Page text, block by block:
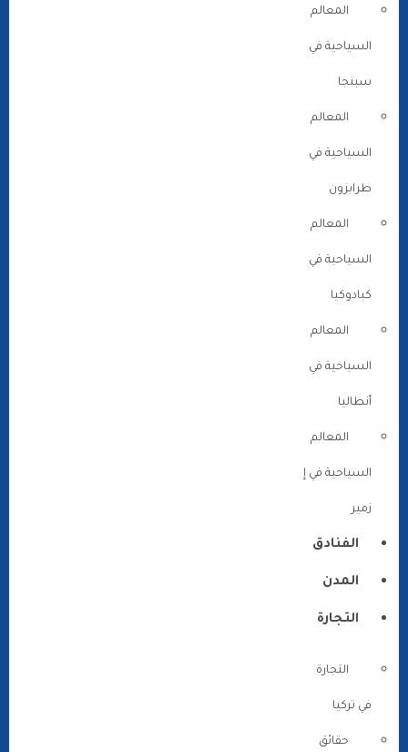
المعالم
السياحية في
سبنجا
المعالم
السياحية في
طرابزون
المعالم
السياحية في
كبادوكيا
المعالم
السياحية في
أنطاليا
المعالم
السياحية في إ
زمير
الفنادق
المدن
التجارة
التجارة
في تركيا
حقائق